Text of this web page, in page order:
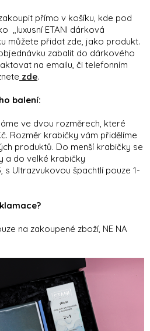
přímo v košíku, kde pod
,,luxusní ETANI dárková
můžete přidat zde, jako produkt.
zabalit do dárkového
na emailu, či telefonním
zde.
balení:
ve dvou rozměrech, které
Rozměr krabičky vám přidělíme
produktů. Do menší krabičky se
a do velké krabičky
Ultrazvukovou špachtlí pouze 1-
na zakoupené zboží, NE NA